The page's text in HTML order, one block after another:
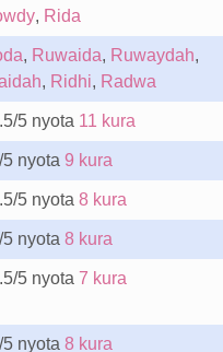
, Rida
, Ruwaida, Ruwaydah,
, Ridhi, Radwa
5 nyota 11 kura
5 nyota 9 kura
5 nyota 8 kura
5 nyota 8 kura
5 nyota 7 kura
5 nyota 8 kura